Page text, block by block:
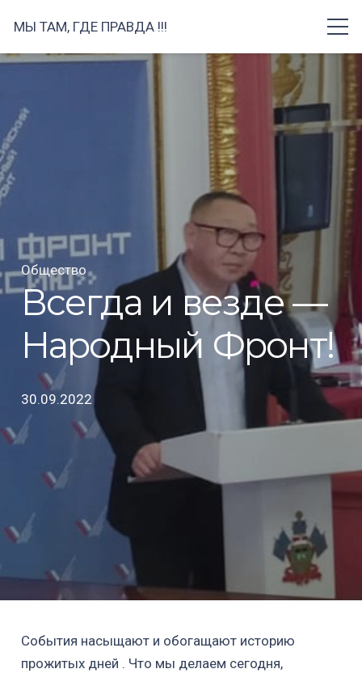
МЫ ТАМ, ГДЕ ПРАВДА !!!
Общество
Всегда и везде —
Народный Фронт!
30.09.2022
События насыщают и обогащают историю
прожитых дней . Что мы делаем сегодня,